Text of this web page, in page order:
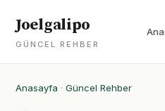
Joelgalipo
GÜNCEL REHBER
Anasayfa · Güncel Rehber